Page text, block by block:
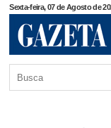
Sexta-feira, 07 de Agosto de